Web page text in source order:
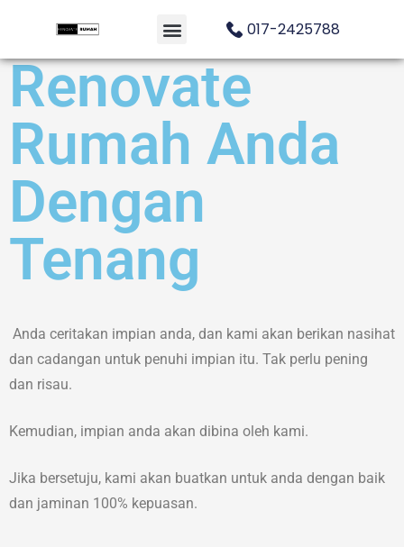
017-2425788
Renovate
Rumah Anda
Dengan
Tenang
Anda ceritakan impian anda, dan kami akan berikan nasihat
dan cadangan untuk penuhi impian itu. Tak perlu pening
dan risau.
Kemudian, impian anda akan dibina oleh kami.
Jika bersetuju, kami akan buatkan untuk anda dengan baik
dan jaminan 100% kepuasan.